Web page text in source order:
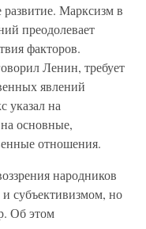
Марксизм в
преодолевает
факторов.
Ленин, требует
явлений
указал на
основные,
отношения.
народников
и субъективизмом, но
Об этом